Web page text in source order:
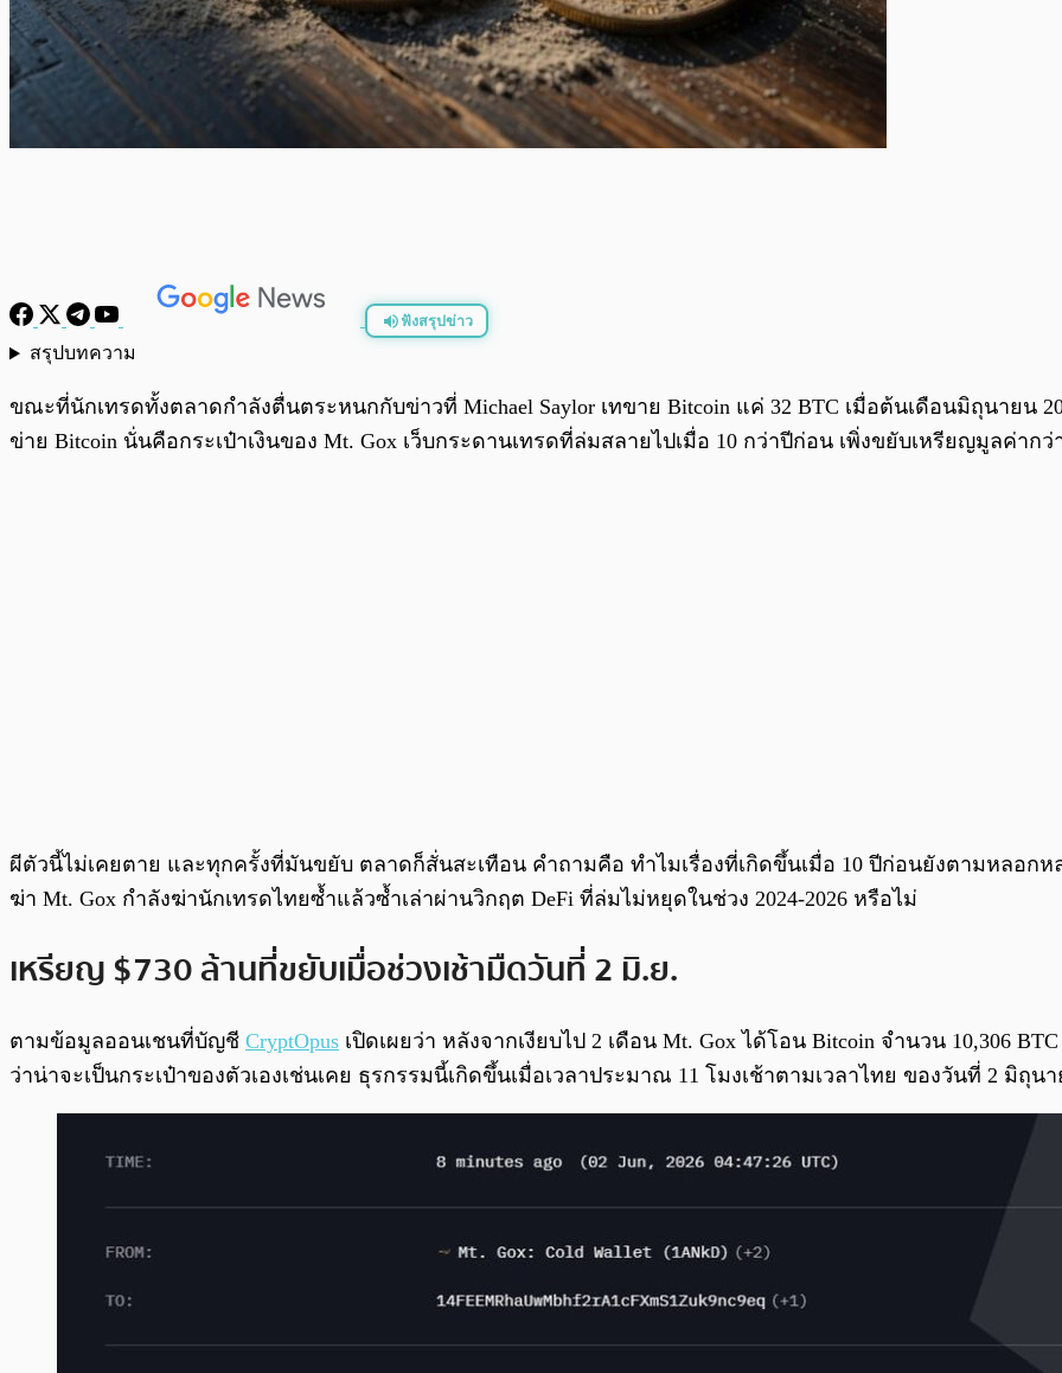
ฟังสรุปข่าว
สรุปบทความ
ขณะที่นักเทรดทั้งตลาดกำลังตื่นตระหนกกับข่าวที่ Michael Saylor เทขาย Bitcoin แค่ 32 BTC เมื่อต้นเดือนมิถุนายน
ข่าย Bitcoin นั่นคือกระเป๋าเงินของ Mt. Gox เว็บกระดานเทรดที่ล่มสลายไปเมื่อ 10 กว่าปีก่อน เพิ่งขยับเหรียญมูลค่ากว่
ผีตัวนี้ไม่เคยตาย และทุกครั้งที่มันขยับ ตลาดก็สั่นสะเทือน คำถามคือ ทำไมเรื่องที่เกิดขึ้นเมื่อ 10 ปีก่อนยังตามหลอกห
ฆ่า Mt. Gox กำลังฆ่านักเทรดไทยซ้ำแล้วซ้ำเล่าผ่านวิกฤต DeFi ที่ล่มไม่หยุดในช่วง 2024-2026 หรือไม่
เหรียญ $730 ล้านที่ขยับเมื่อช่วงเช้ามืดวันที่ 2 มิ.ย.
ตามข้อมูลออนเชนที่บัญชี CryptOpus เปิดเผยว่า หลังจากเงียบไป 2 เดือน Mt. Gox ได้โอน Bitcoin จำนวน 10,306
ว่าน่าจะเป็นกระเป๋าของตัวเองเช่นเคย ธุรกรรมนี้เกิดขึ้นเมื่อเวลาประมาณ 11 โมงเช้าตามเวลาไทย ของวันที่ 2 มิถุนา